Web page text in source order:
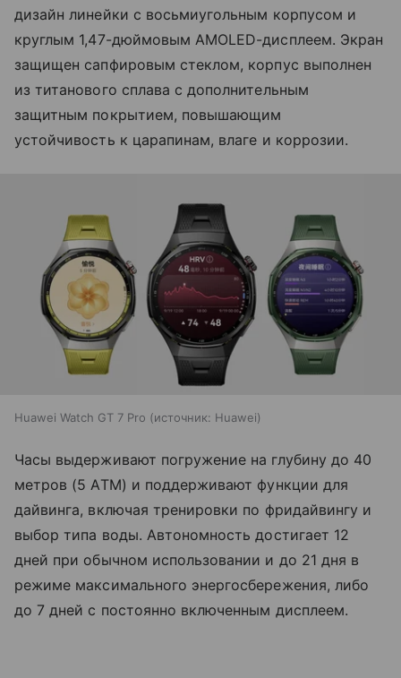
дизайн линейки с восьмиугольным корпусом и
круглым 1,47-дюймовым AMOLED-дисплеем. Экран
защищен сапфировым стеклом, корпус выполнен
из титанового сплава с дополнительным
защитным покрытием, повышающим
устойчивость к царапинам, влаге и коррозии.
Huawei Watch GT 7 Pro источник: Huawei
Часы выдерживают погружение на глубину до 40
метров (5 ATM) и поддерживают функции для
дайвинга, включая тренировки по фридайвингу и
выбор типа воды. Автономность достигает 12
дней при обычном использовании и до 21 дня в
режиме максимального энергосбережения, либо
до 7 дней с постоянно включенным дисплеем.